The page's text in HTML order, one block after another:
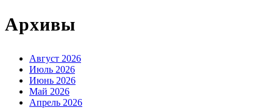
Архивы
Август 2026
Июль 2026
Июнь 2026
Май 2026
Апрель 2026